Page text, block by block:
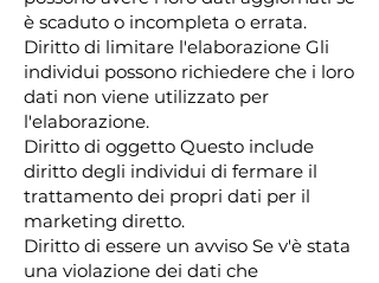
è scaduto o incompleta o errata.
Diritto di limitare l'elaborazione Gli
individui possono richiedere che i loro
dati non viene utilizzato per
l'elaborazione.
Diritto di oggetto Questo include
diritto degli individui di fermare il
trattamento dei propri dati per il
marketing diretto.
Diritto di essere un avviso Se v'è stata
una violazione dei dati che